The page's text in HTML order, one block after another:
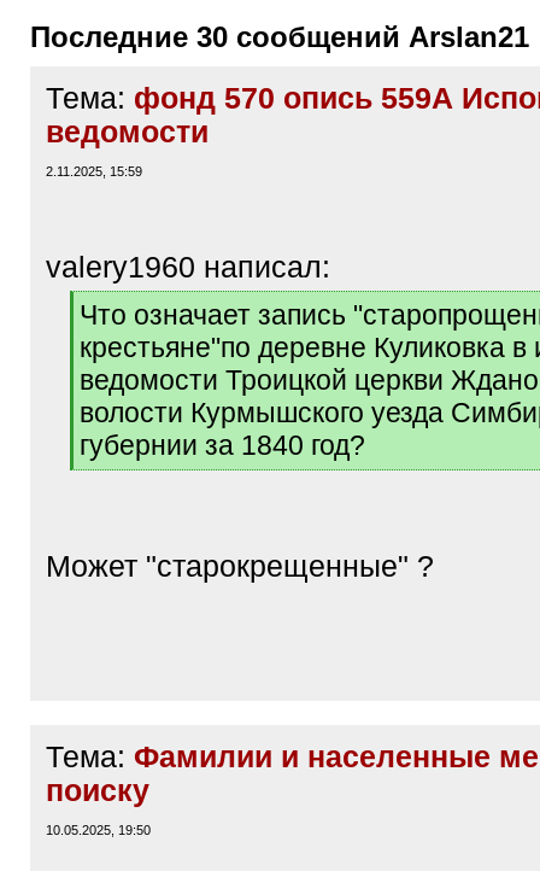
Последние 30 сообщений Arslan21
Тема: фонд 570 опись 559А
ведомости
2.11.2025, 15:59
valery1960 написал:
[
]
Что означает запись
крестьяне"по деревне Куликовка в
ведомости Троицкой церкви
волости Курмышского уезда
губернии за 1840 год?
[
Может "старокрещенные" ?
Тема: Фамилии и населенные
поиску
10.05.2025, 19:50